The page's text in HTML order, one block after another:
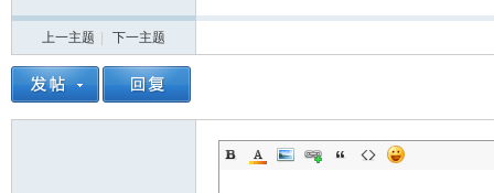
上一主题 下一主题